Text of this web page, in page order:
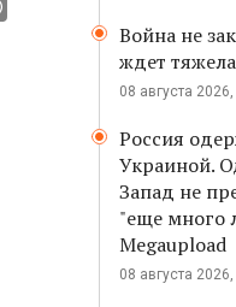
Война не
ждет
08 августа
Россия
Украиной.
Запад не
"еще много
Megaupload
08 августа